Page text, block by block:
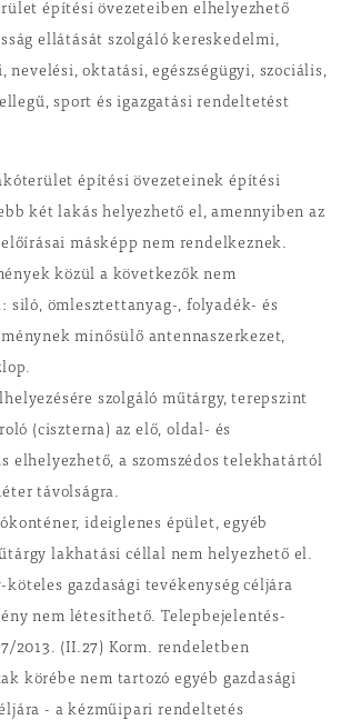
építési övezeteiben elhelyezhető
ellátását szolgáló kereskedelmi,
oktatási, egészségügyi, szociális,
sport és igazgatási rendeltetést
építési övezeteinek építési
két lakás helyezhető el, amennyiben az
másképp nem rendelkeznek.
közül a következők nem
siló, ömlesztettanyag-, folyadék- és
minősülő antennaszerkezet,
szolgáló műtárgy, terepszint
(ciszterna) az elő, oldal- és
elhelyezhető, a szomszédos telekhatártól
távolságra.
ideiglenes épület, egyéb
lakhatási céllal nem helyezhető el.
köteles gazdasági tevékenység céljára
nem létesíthető. Telepbejelentés-
2013. (II.27) Korm. rendeletben
körébe nem tartozó egyéb gazdasági
- a kézműipari rendeltetés